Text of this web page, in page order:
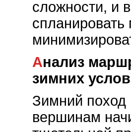
сложности, и
Анализ маршрута с учетом
зимних
Зимний поход
вершинам